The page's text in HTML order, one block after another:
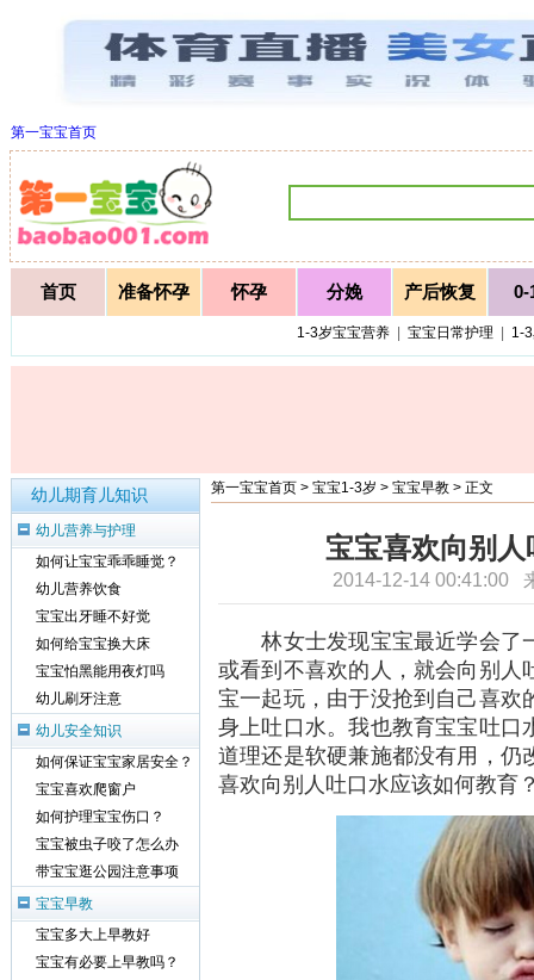
第一宝宝首页
首页 准备怀孕 怀孕 分娩 产后恢复 0-
1-3岁宝宝营养| 宝宝日常护理 1-
第一宝宝首页 > 宝宝1-3岁 > 宝宝早教 > 正文
宝宝喜欢向别
2014-12-14 00:41:00
林女士发现宝宝最近学会了
或看到不喜欢的人，就会向别人
宝一起玩，由于没抢到自己喜欢
身上吐口水。我也教育宝宝吐口
道理还是软硬兼施都没有用，仍
喜欢向别人吐口水应该如何教育
幼儿期育儿知识
幼儿营养与护理
如何让宝宝乖乖睡觉？
幼儿营养饮食
宝宝出牙睡不好觉
如何给宝宝换大床
宝宝怕黑能用夜灯吗
幼儿刷牙注意
幼儿安全知识
如何保证宝宝家居安全？
宝宝喜欢爬窗户
如何护理宝宝伤口？
宝宝被虫子咬了怎么办
带宝宝逛公园注意事项
宝宝早教
宝宝多大上早教好
宝宝有必要上早教吗？